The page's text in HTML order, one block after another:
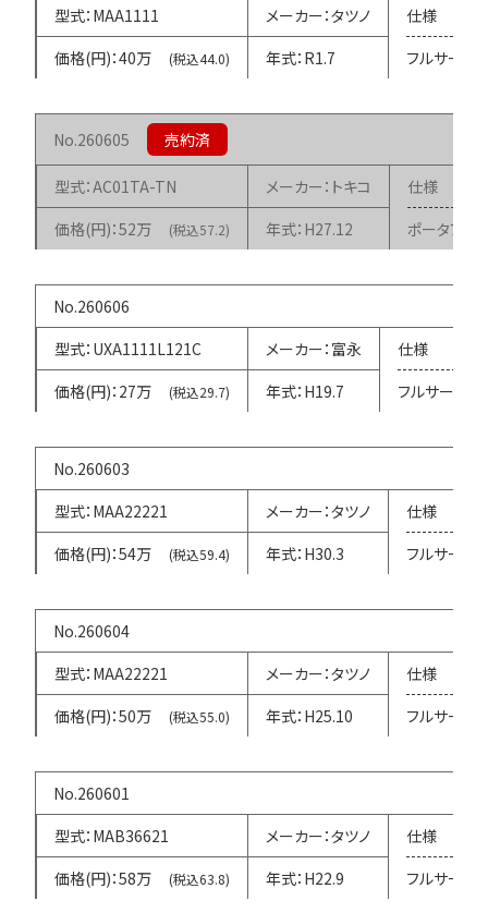
40万 (税込44.0)
タツノ
R1.7
MAA1111
フルサービ
260605
52万 (税込57.2)
トキコ
H27.12
AC01TA-TN
ポータブル
260606
27万 (税込29.7)
富永
H19.7
UXA1111L121C
フルサービ
260603
54万 (税込59.4)
タツノ
H30.3
MAA22221
フルサービ
260604
50万 (税込55.0)
タツノ
H25.10
MAA22221
フルサービ
260601
58万 (税込63.8)
タツノ
H22.9
MAB36621
フルサービ